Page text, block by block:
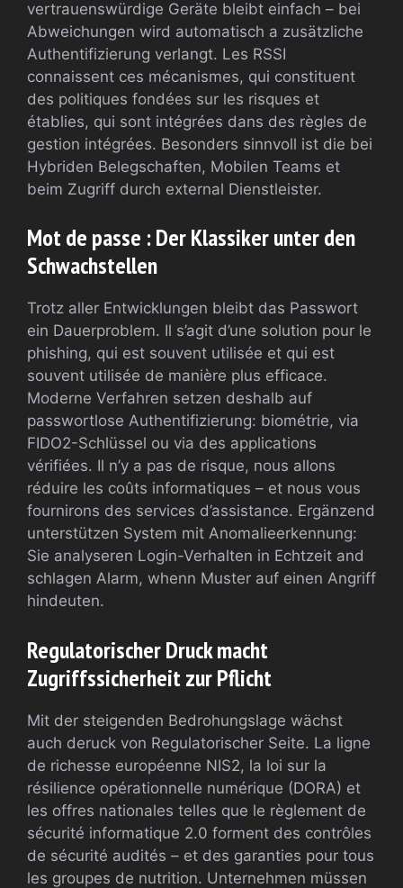
vertrauenswürdige Geräte bleibt einfach – bei
Abweichungen wird automatisch a zusätzliche
Authentifizierung verlangt. Les RSSI
connaissent ces mécanismes, qui constituent
des politiques fondées sur les risques et
établies, qui sont intégrées dans des règles de
gestion intégrées. Besonders sinnvoll ist die bei
Hybriden Belegschaften, Mobilen Teams et
beim Zugriff durch external Dienstleister.
Mot de passe : Der Klassiker unter den
Schwachstellen
Trotz aller Entwicklungen bleibt das Passwort
ein Dauerproblem. Il s’agit d’une solution pour le
phishing, qui est souvent utilisée et qui est
souvent utilisée de manière plus efficace.
Moderne Verfahren setzen deshalb auf
passwortlose Authentifizierung: biométrie, via
FIDO2-Schlüssel ou via des applications
vérifiées. Il n’y a pas de risque, nous allons
réduire les coûts informatiques – et nous vous
fournirons des services d’assistance. Ergänzend
unterstützen System mit Anomalieerkennung:
Sie analyseren Login-Verhalten in Echtzeit and
schlagen Alarm, whenn Muster auf einen Angriff
hindeuten.
Regulatorischer Druck macht
Zugriffssicherheit zur Pflicht
Mit der steigenden Bedrohungslage wächst
auch deruck von Regulatorischer Seite. La ligne
de richesse européenne NIS2, la loi sur la
résilience opérationnelle numérique (DORA) et
les offres nationales telles que le règlement de
sécurité informatique 2.0 forment des contrôles
de sécurité audités – et des garanties pour tous
les groupes de nutrition. Unternehmen müssen